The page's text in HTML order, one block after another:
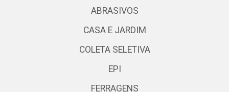
ABRASIVOS
CASA E JARDIM
COLETA SELETIVA
EPI
FERRAGENS